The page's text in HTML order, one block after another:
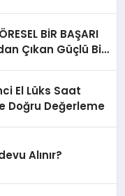
BİR BAŞARI
Çıkan Güçlü Bir
El Lüks Saat
Doğru Değerleme
Alınır?